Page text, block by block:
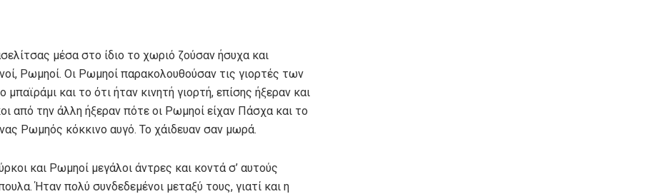
μέσα στο ίδιο το χωριό ζούσαν ήσυχα και
Ρωμηοί. Οι Ρωμηοί παρακολουθούσαν τις γιορτές των
και το ότι ήταν κινητή γιορτή, επίσης ήξεραν και
από την άλλη ήξεραν πότε οι Ρωμηοί είχαν Πάσχα και το
Ρωμηός κόκκινο αυγό. Το χάιδευαν σαν μωρά.
και Ρωμηοί μεγάλοι άντρες και κοντά σ’ αυτούς
Ήταν πολύ συνδεδεμένοι μεταξύ τους, γιατί και η